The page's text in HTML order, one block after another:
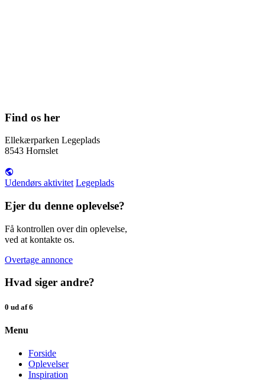
Find os her
Ellekærparken Legeplads
8543 Hornslet
Udendørs aktivitet Legeplads
Ejer du denne oplevelse?
Få kontrollen over din oplevelse,
ved at kontakte os.
Overtage annonce
Hvad siger andre?
0 ud af 6
Menu
Forside
Oplevelser
Inspiration